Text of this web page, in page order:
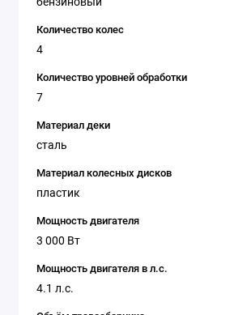
Количество колес
4
Количество уровней обработки
7
Материал деки
сталь
Материал колесных дисков
пластик
Мощность двигателя
3 000 Вт
Мощность двигателя в л.с.
4.1 л.с.